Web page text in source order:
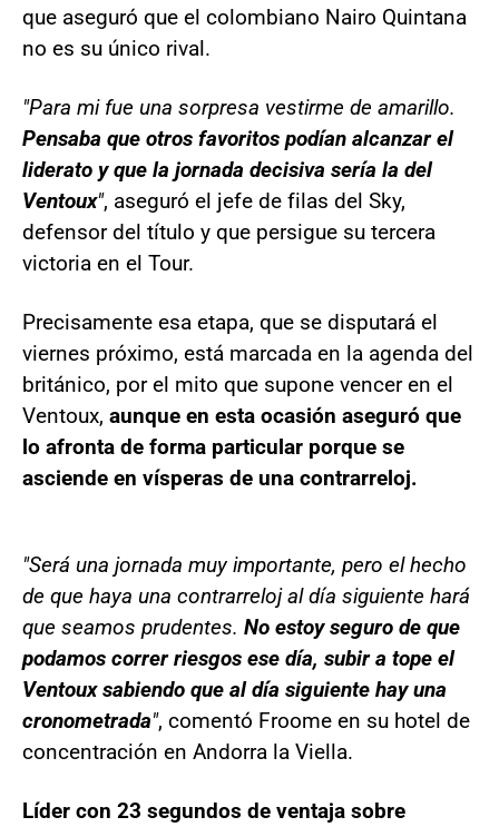
que aseguró que el colombiano Nairo Quintana
no es su único rival.
"Para mi fue una sorpresa vestirme de amarillo.
Pensaba que otros favoritos podían alcanzar el
liderato y que la jornada decisiva sería la del
Ventoux", aseguró el jefe de filas del Sky,
defensor del título y que persigue su tercera
victoria en el Tour.
Precisamente esa etapa, que se disputará el
viernes próximo, está marcada en la agenda del
británico, por el mito que supone vencer en el
Ventoux, aunque en esta ocasión aseguró que
lo afronta de forma particular porque se
asciende en vísperas de una contrarreloj.
"Será una jornada muy importante, pero el hecho
de que haya una contrarreloj al día siguiente hará
que seamos prudentes. No estoy seguro de que
podamos correr riesgos ese día, subir a tope el
Ventoux sabiendo que al día siguiente hay una
cronometrada", comentó Froome en su hotel de
concentración en Andorra la Viella.
Líder con 23 segundos de ventaja sobre